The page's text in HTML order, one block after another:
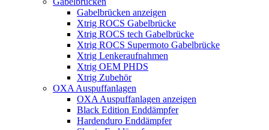
Gabelbrücken anzeigen
Xtrig ROCS Gabelbrücke
Xtrig ROCS tech Gabelbrücke
Xtrig ROCS Supermoto Gabelbrücke
Xtrig Lenkeraufnahmen
Xtrig OEM PHDS
Xtrig Zubehör
OXA Auspuffanlagen
OXA Auspuffanlagen anzeigen
Black Edition Enddämpfer
Hardenduro Enddämpfer